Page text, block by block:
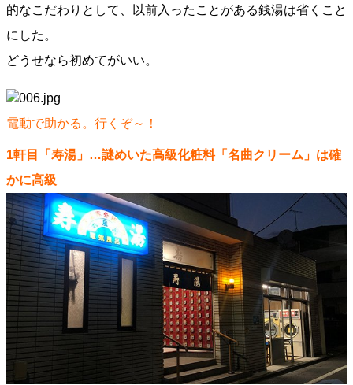
的なこだわりとして、以前入ったことがある銭湯は省くこと
にした。
どうせなら初めてがいい。
電動で助かる。行くぞ～！
1軒目「寿湯」…謎めいた高級化粧料「名曲クリーム」は確
かに高級